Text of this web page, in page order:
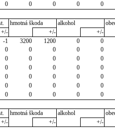
0 0 0 0 0
hmotná škoda alkohol
+/- +/- +/-
-1 3200 1200 0 0
0 0 0 0 0
0 0 0 0 0
0 0 0 0 0
0 0 0 0 0
0 0 0 0 0
0 0 0 0 0
hmotná škoda alkohol
+/- +/- +/-